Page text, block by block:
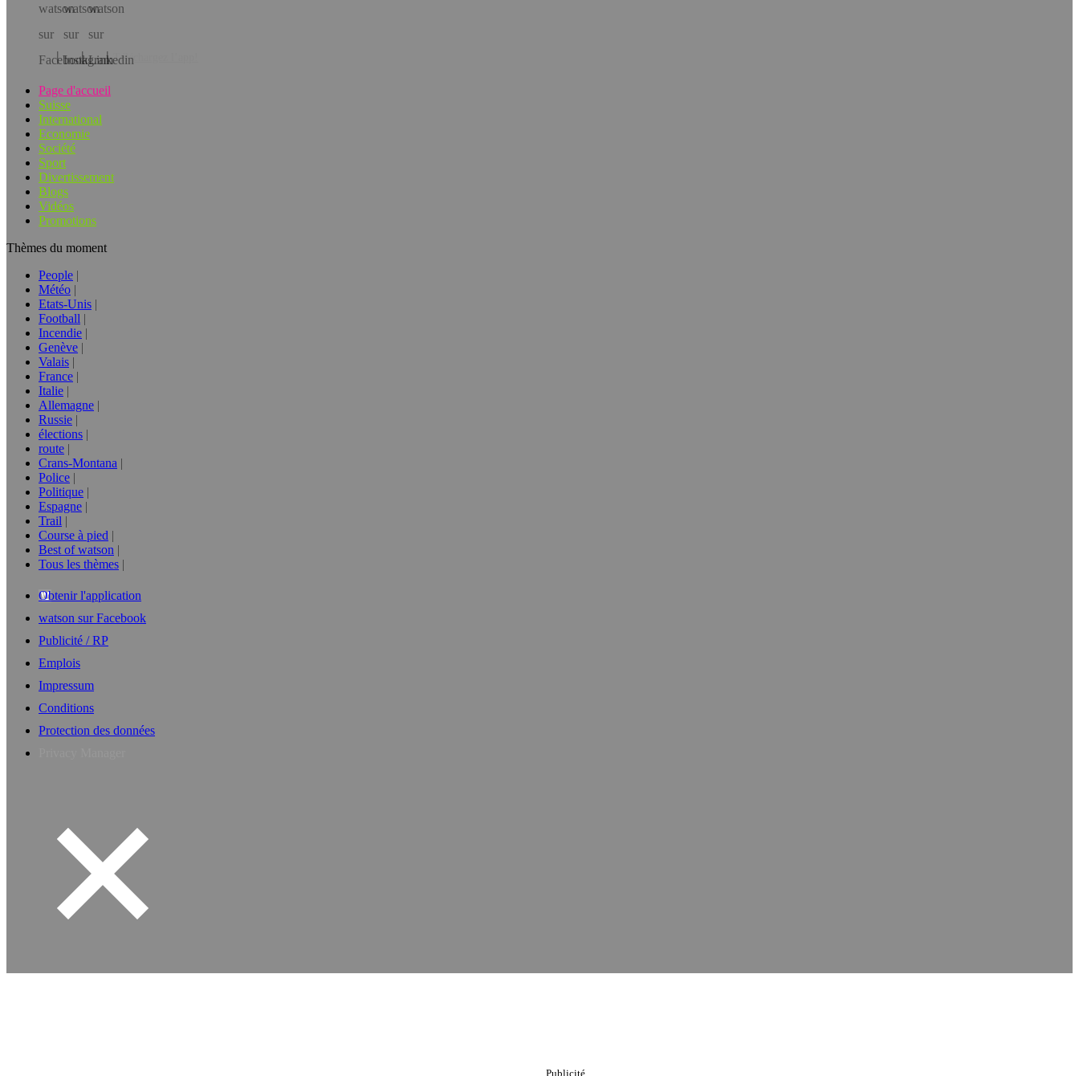
Téléchargez l’app!
Page d'accueil
Suisse
International
Economie
Société
Sport
Divertissement
Blogs
Vidéos
Promotions
Thèmes du moment
People
Météo
Etats-Unis
Football
Incendie
Genève
Valais
France
Italie
Allemagne
Russie
élections
route
Crans-Montana
Police
Politique
Espagne
Trail
Course à pied
Best of watson
Tous les thèmes
Obtenir l'application
watson sur Facebook
Publicité / RP
Emplois
Impressum
Conditions
Protection des données